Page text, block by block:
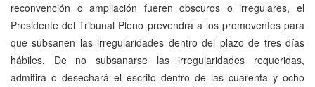
reconvención o ampliación fueren obscuros o irregulares, el
Presidente del Tribunal Pleno prevendrá a los promoventes para
que subsanen las irregularidades dentro del plazo de tres días
hábiles. De no subsanarse las irregularidades requeridas,
admitirá o desechará el escrito dentro de las cuarenta y ocho